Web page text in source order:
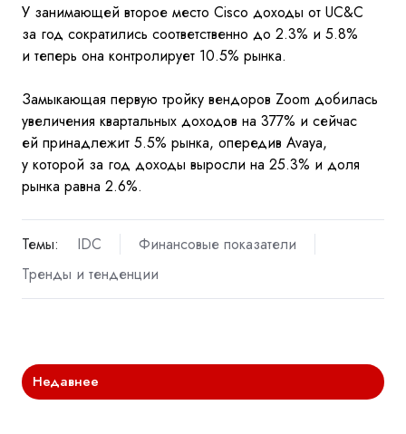
У занимающей второе место Cisco доходы от UC&C
за год сократились соответственно до 2.3% и 5.8%
и теперь она контролирует 10.5% рынка.
Замыкающая первую тройку вендоров Zoom добилась
увеличения квартальных доходов на 377% и сейчас
ей принадлежит 5.5% рынка, опередив Avaya,
у которой за год доходы выросли на 25.3% и доля
рынка равна 2.6%.
Темы: IDC
Финансовые показатели
Тренды и тенденции
Недавнее